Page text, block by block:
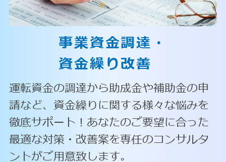
事業資金調達・
資金繰り改善
運転資金の調達から助成金や補助金の申
請など、資金繰りに関する様々な悩みを
徹底サポート！あなたのご要望に合った
最適な対策・改善案を専任のコンサルタ
ントがご用意致します。